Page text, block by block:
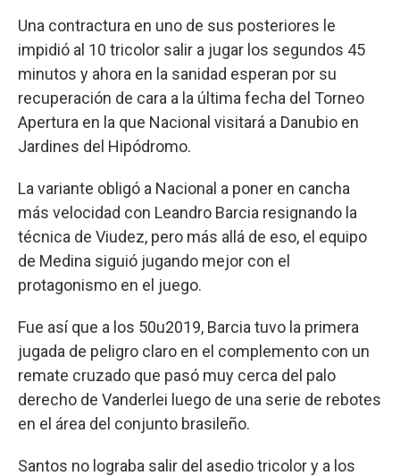
Una contractura en uno de sus posteriores le
impidió al 10 tricolor salir a jugar los segundos 45
minutos y ahora en la sanidad esperan por su
recuperación de cara a la última fecha del Torneo
Apertura en la que Nacional visitará a Danubio en
Jardines del Hipódromo.
La variante obligó a Nacional a poner en cancha
más velocidad con Leandro Barcia resignando la
técnica de Viudez, pero más allá de eso, el equipo
de Medina siguió jugando mejor con el
protagonismo en el juego.
Fue así que a los 50u2019, Barcia tuvo la primera
jugada de peligro claro en el complemento con un
remate cruzado que pasó muy cerca del palo
derecho de Vanderlei luego de una serie de rebotes
en el área del conjunto brasileño.
Santos no lograba salir del asedio tricolor y a los